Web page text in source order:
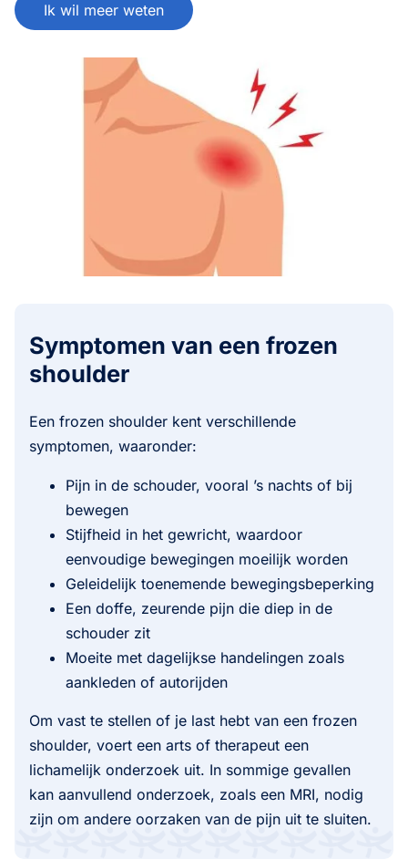
Ik wil meer weten
Symptomen van een frozen
shoulder
Een frozen shoulder kent verschillende
symptomen, waaronder:
Pijn in de schouder, vooral ’s nachts of bij
bewegen
Stijfheid in het gewricht, waardoor
eenvoudige bewegingen moeilijk worden
Geleidelijk toenemende bewegingsbeperking
Een doffe, zeurende pijn die diep in de
schouder zit
Moeite met dagelijkse handelingen zoals
aankleden of autorijden
Om vast te stellen of je last hebt van een frozen
shoulder, voert een arts of therapeut een
lichamelijk onderzoek uit. In sommige gevallen
kan aanvullend onderzoek, zoals een MRI, nodig
zijn om andere oorzaken van de pijn uit te sluiten.